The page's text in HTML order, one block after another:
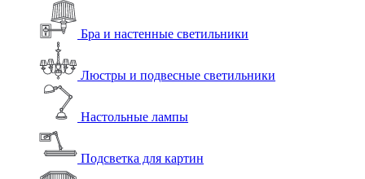
Бра и настенные светильники
Люстры и подвесные светильники
Настольные лампы
Подсветка для картин